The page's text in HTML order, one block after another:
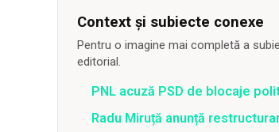
Context și subiecte conexe
Pentru o imagine mai completă a
editorial.
PNL acuză PSD de blocaje
Radu Miruță anunță